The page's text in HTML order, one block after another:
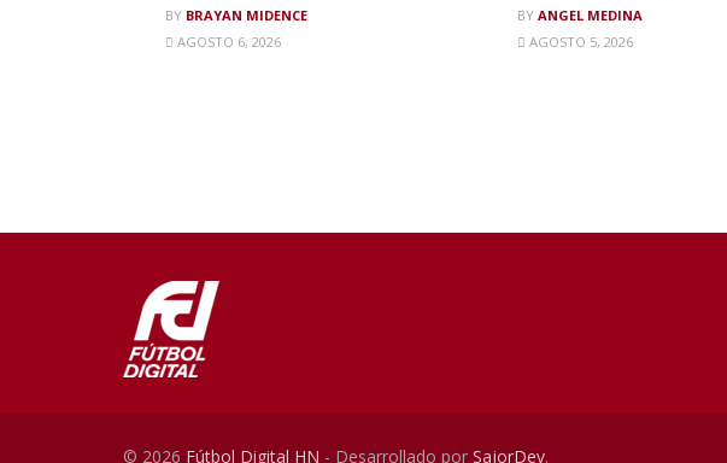
BY BRAYAN MIDENCE
AGOSTO 6, 2026
BY ANGEL MEDINA
AGOSTO 5, 2026
© 2026 Fútbol Digital HN - Desarrollado por SajorDev.